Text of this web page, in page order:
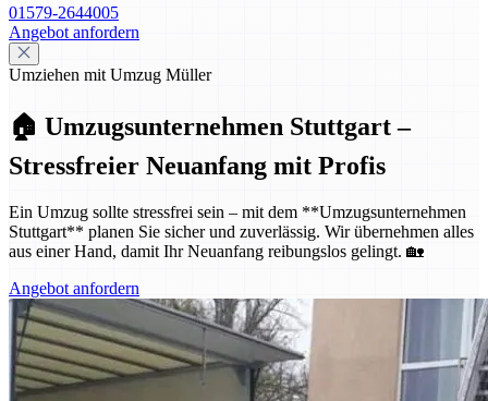
01579-2644005
Angebot anfordern
Umziehen mit Umzug Müller
🏠 Umzugsunternehmen Stuttgart –
Stressfreier Neuanfang mit Profis
Ein Umzug sollte stressfrei sein – mit dem **Umzugsunternehmen
Stuttgart** planen Sie sicher und zuverlässig. Wir übernehmen alles
aus einer Hand, damit Ihr Neuanfang reibungslos gelingt. 🏡
Angebot anfordern